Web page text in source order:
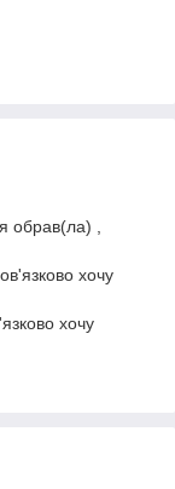
обрав(ла) ,
хочу
хочу